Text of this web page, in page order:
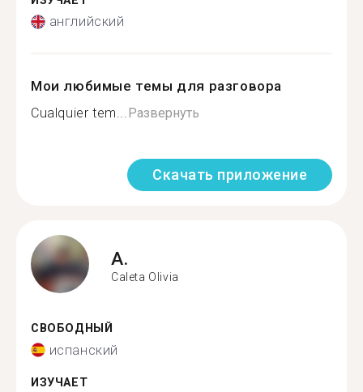
английский
Мои любимые темы для разговора
Cualquier tem...Развернуть
Скачать приложение
A.
Caleta Olivia
СВОБОДНЫЙ
испанский
ИЗУЧАЕТ